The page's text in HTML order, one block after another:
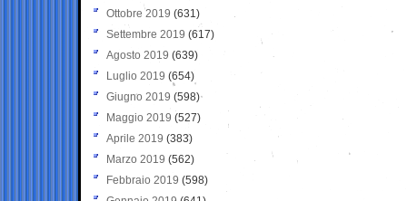
Ottobre 2019 (631)
Settembre 2019 (617)
Agosto 2019 (639)
Luglio 2019 (654)
Giugno 2019 (598)
Maggio 2019 (527)
Aprile 2019 (383)
Marzo 2019 (562)
Febbraio 2019 (598)